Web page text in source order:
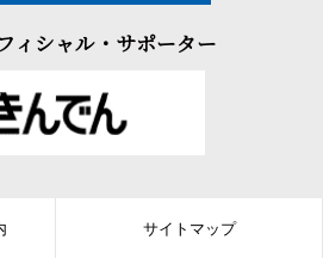
ィシャル・サポーター
サイトマップ